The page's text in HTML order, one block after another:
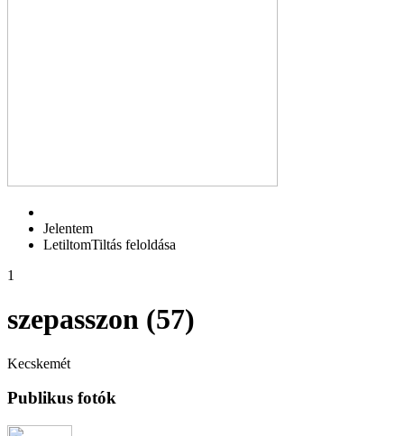
Jelentem
LetiltomTiltás feloldása
1
szepasszon (57)
Kecskemét
Publikus fotók